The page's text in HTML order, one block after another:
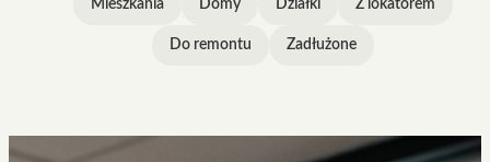
Mieszkania Domy Działki Z lokatorem
Do remontu Zadłużone